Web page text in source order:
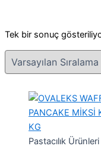
Tek bir sonuç
Pastacılık Ürünleri